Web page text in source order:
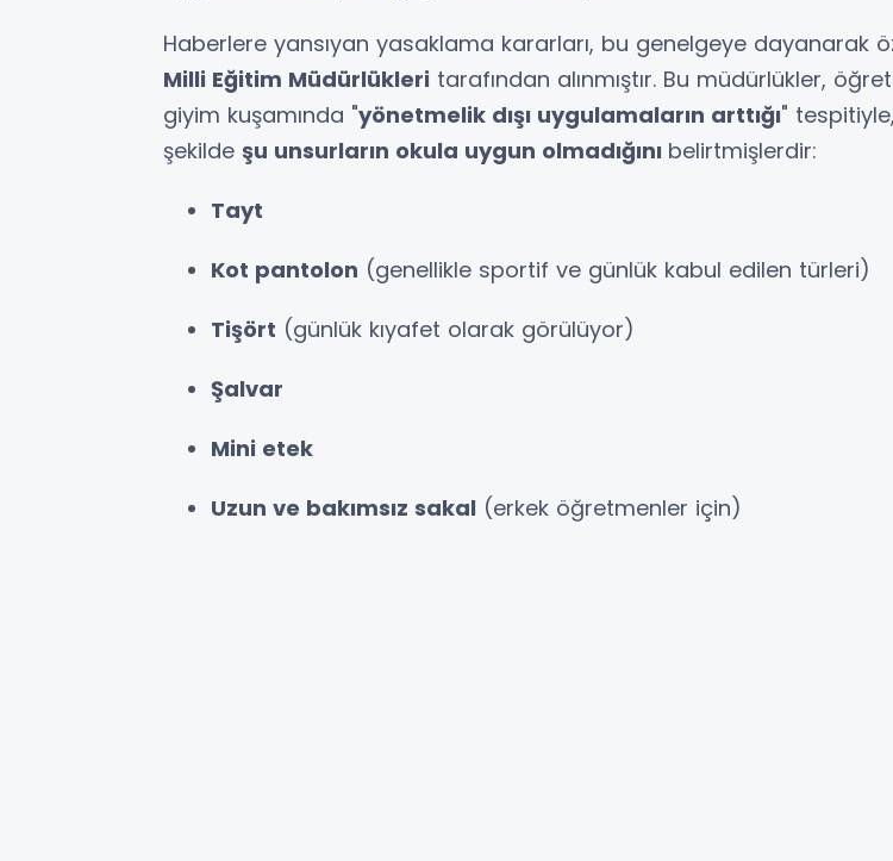
Haberlere yansıyan yasaklama kararları, bu genelgeye dayanarak
Milli Eğitim Müdürlükleri tarafından alınmıştır. Bu müdürlükler,
giyim kuşamında "yönetmelik dışı uygulamaların arttığı"
şekilde şu unsurların okula uygun olmadığını belirtmişlerdir:
Tayt
Kot pantolon (genellikle sportif ve günlük kabul edilen türleri)
Tişört (günlük kıyafet olarak görülüyor)
Şalvar
Mini etek
Uzun ve bakımsız sakal (erkek öğretmenler için)